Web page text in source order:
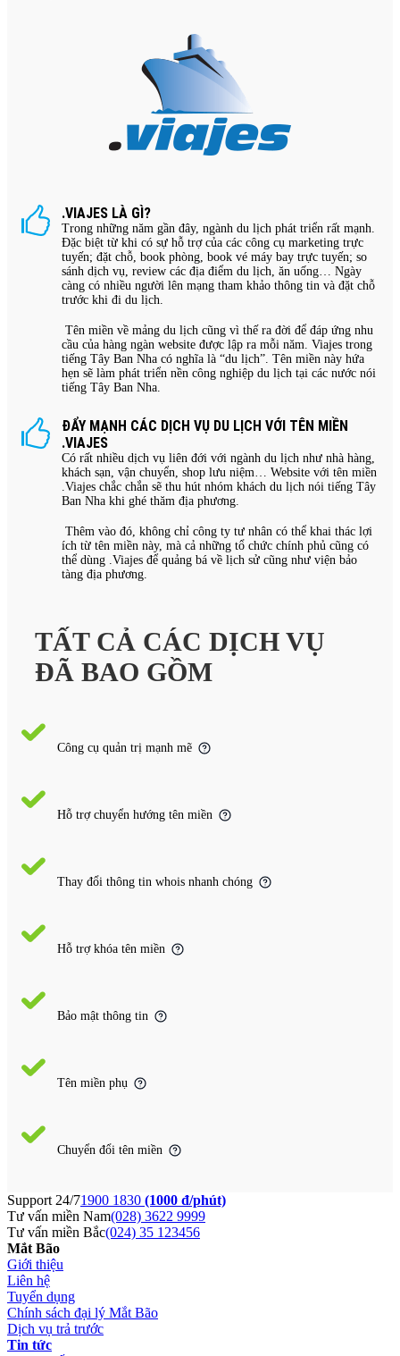
.VIAJES LÀ GÌ?
Trong những năm gần đây, ngành du lịch phát triển rất mạnh.
Đặc biệt từ khi có sự hỗ trợ của các công cụ marketing trực
tuyến; đặt chỗ, book phòng, book vé máy bay trực tuyến; so
sánh dịch vụ, review các địa điểm du lịch, ăn uống… Ngày
càng có nhiều người lên mạng tham khảo thông tin và đặt chỗ
trước khi đi du lịch.
Tên miền về mảng du lịch cũng vì thế ra đời để đáp ứng nhu
cầu của hàng ngàn website được lập ra mỗi năm. Viajes trong
tiếng Tây Ban Nha có nghĩa là “du lịch”. Tên miền này hứa
hẹn sẽ làm phát triển nền công nghiệp du lịch tại các nước nói
tiếng Tây Ban Nha.
ĐẨY MẠNH CÁC DỊCH VỤ DU LỊCH VỚI TÊN MIỀN
.VIAJES
Có rất nhiều dịch vụ liên đới với ngành du lịch như nhà hàng,
khách sạn, vận chuyển, shop lưu niệm… Website với tên miền
.Viajes chắc chắn sẽ thu hút nhóm khách du lịch nói tiếng Tây
Ban Nha khi ghé thăm địa phương.
Thêm vào đó, không chỉ công ty tư nhân có thể khai thác lợi
ích từ tên miền này, mà cả những tổ chức chính phủ cũng có
thể dùng .Viajes để quảng bá về lịch sử cũng như viện bảo
tàng địa phương.
TẤT CẢ CÁC DỊCH VỤ
ĐÃ BAO GỒM
Công cụ quản trị mạnh mẽ
Hỗ trợ chuyển hướng tên miền
Thay đổi thông tin whois nhanh chóng
Hỗ trợ khóa tên miền
Bảo mật thông tin
Tên miền phụ
Chuyển đổi tên miền
Support 24/71900 1830 (1000 đ/phút)
Tư vấn miền Nam(028) 3622 9999
Tư vấn miền Bắc(024) 35 123456
Mắt Bão
Giới thiệu
Liên hệ
Tuyển dụng
Chính sách đại lý Mắt Bão
Dịch vụ trả trước
Tin tức